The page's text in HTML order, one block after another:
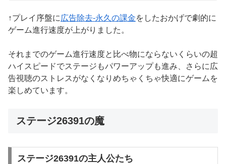
↑プレイ序盤に 広告除去-永久の課金をしたおかげで劇的に
ゲーム進行速度が上がりました。
それまでのゲーム進行速度と比べ物にならないくらいの超
ハイスピードでステージもパワーアップも進み、さらに広
告視聴のストレスがなくなりめちゃくちゃ快適にゲームを
楽しめています。
ステージ26391の魔
ステージ26391の主人公たち